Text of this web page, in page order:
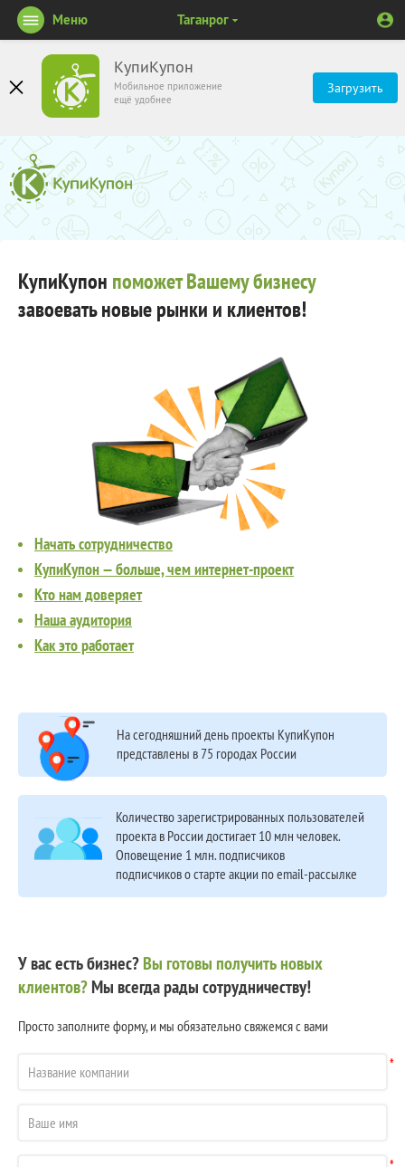
КупиКупон
Мобильное приложение
ещё удобнее
Загрузить
Меню Таганрог
КупиКупон поможет Вашему бизнесу
завоевать новые рынки и клиентов!
Начать сотрудничество
КупиКупон — больше, чем интернет-проект
Кто нам доверяет
Наша аудитория
Как это работает
На сегодняшний день проекты КупиКупон
представлены в 75 городах России
Количество зарегистрированных пользователей
проекта в России достигает 10 млн человек.
Оповещение 1 млн. подписчиков
подписчиков о старте акции по email-рассылке
У вас есть бизнес?Вы готовы получить новых
клиентов?Мы всегда рады сотрудничеству!
Просто заполните форму, и мы обязательно свяжемся с вами
*